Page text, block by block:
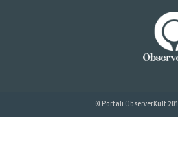
© Portali ObserverKult